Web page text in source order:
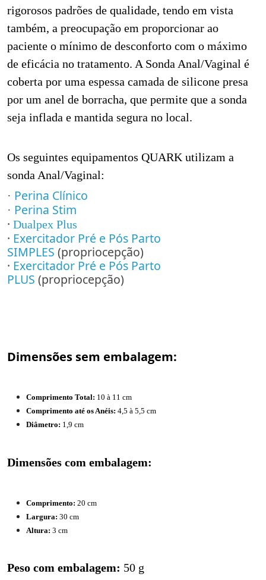
rigorosos padrões de qualidade, tendo em vista
também, a preocupação em proporcionar ao
paciente o mínimo de desconforto com o máximo
de eficácia no tratamento. A Sonda Anal/Vaginal é
coberta por uma espessa camada de silicone presa
por um anel de borracha, que permite que a sonda
seja inflada e mantida segura no local.
Os seguintes equipamentos QUARK utilizam a
sonda Anal/Vaginal:
· Perina Clínico
· Perina Stim
· Dualpex Plus
· Exercitador Pré e Pós Parto
SIMPLES (propriocepção)
· Exercitador Pré e Pós Parto
PLUS (propriocepção)
Dimensões sem embalagem:
Comprimento Total: 10 à 11 cm
Comprimento até os Anéis: 4,5 à 5,5 cm
Diâmetro: 1,9 cm
Dimensões com embalagem:
Comprimento: 20 cm
Largura: 30 cm
Altura: 3 cm
Peso com embalagem: 50 g